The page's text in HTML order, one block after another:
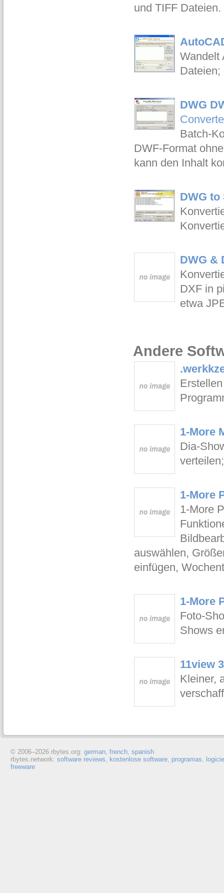
und TIFF Dateien.
Wandelt
Dateien;
DWG
Batch-
DWF-Format
kann den Inhalt
DWG to
DWG &
DXF in
etwa
Andere
1-More
Dia-
1-More
1-More
auswählen,
einfügen,
1-More
Foto-
Shows
11view
Kleiner,
© 2006–2026 rbytes.org: german, french, spanish
rbytes.network: software reviews, kostenlose software, programas,
freeware